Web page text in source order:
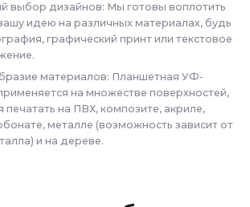
выбор дизайнов: Мы готовы воплотить
идею на различных материалах, будь
графический принт или текстовое
материалов: Планшетная УФ-
на множестве поверхностей,
печатать на ПВХ, композите, акриле,
металле (возможность зависит от
и на дереве.